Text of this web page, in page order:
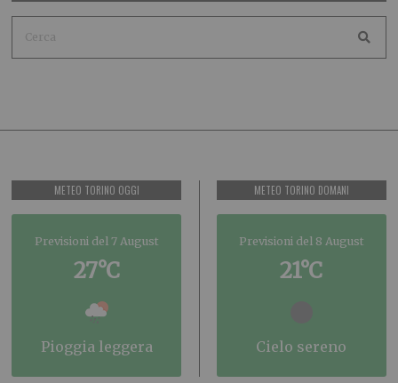
METEO TORINO OGGI
Previsioni del 7 August
27°C
pioggia leggera
METEO TORINO DOMANI
Previsioni del 8 August
21°C
cielo sereno